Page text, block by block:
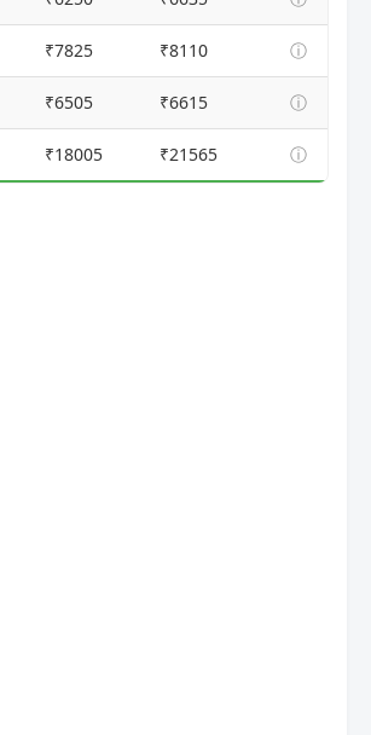
₹7825 ₹8110 ⓘ
₹6505 ₹6615 ⓘ
₹18005 ₹21565 ⓘ